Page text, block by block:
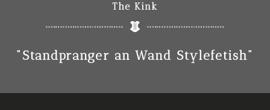
The Kink
"Standpranger an Wand Stylefetish"